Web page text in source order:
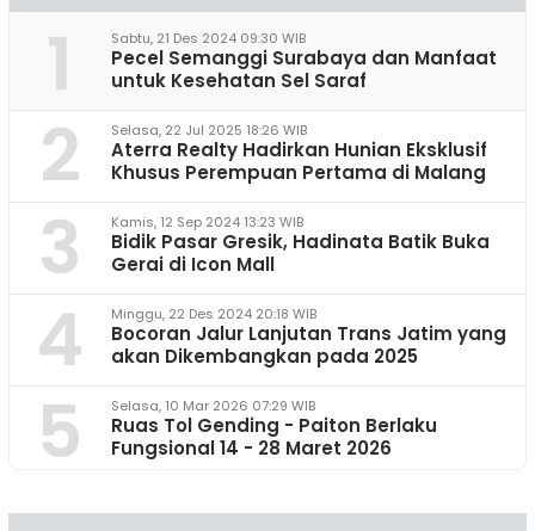
1 Sabtu, 21 Des 2024 09:30 WIB
Pecel Semanggi Surabaya dan Manfaat
untuk Kesehatan Sel Saraf
2 Selasa, 22 Jul 2025 18:26 WIB
Aterra Realty Hadirkan Hunian Eksklusif
Khusus Perempuan Pertama di Malang
3 Kamis, 12 Sep 2024 13:23 WIB
Bidik Pasar Gresik, Hadinata Batik Buka
Gerai di Icon Mall
4 Minggu, 22 Des 2024 20:18 WIB
Bocoran Jalur Lanjutan Trans Jatim yang
akan Dikembangkan pada 2025
5 Selasa, 10 Mar 2026 07:29 WIB
Ruas Tol Gending - Paiton Berlaku
Fungsional 14 - 28 Maret 2026